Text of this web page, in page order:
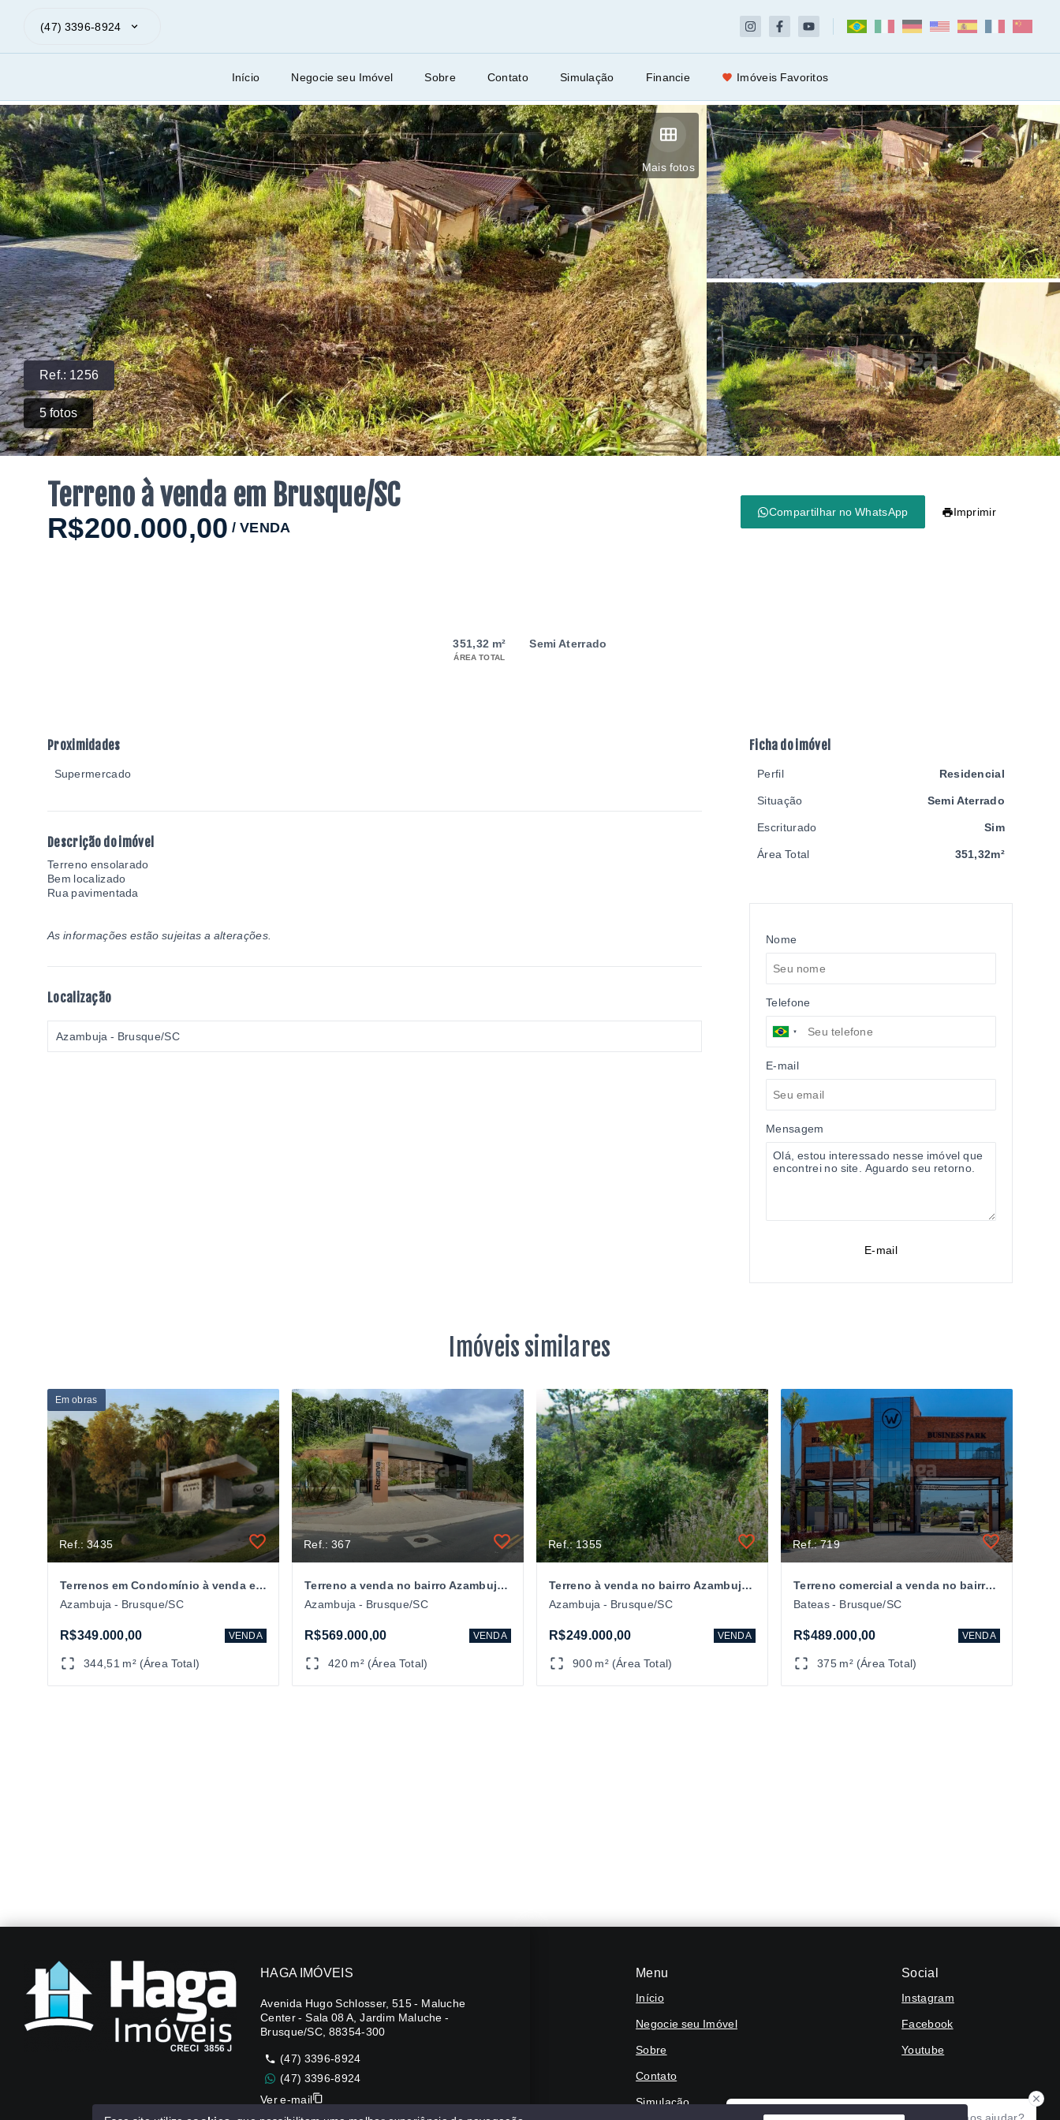
(47) 3396-8924
Início Negocie seu Imóvel Sobre Contato Simulação Financie Imóveis Favoritos
Ref.: 1256
5fotos
Mais fotos
Terreno à venda em Brusque/SC
R$200.000,00 /VENDA
Compartilhar no WhatsApp Imprimir
351,32 m²
ÁREA TOTAL
Semi Aterrado
Proximidades
Supermercado
Descrição do imóvel
Terreno ensolarado
Bem localizado
Rua pavimentada
As informações estão sujeitas a alterações.
Localização
Azambuja - Brusque/SC
Ficha do imóvel
Perfil Residencial
Situação Semi Aterrado
Escriturado Sim
Área Total 351,32m²
Nome
Telefone
E-mail
Mensagem
E-mail
Imóveis similares
Em obras
Ref.: 3435
Terrenos em Condomínio à venda em Brusque/SC
Azambuja - Brusque/SC
R$349.000,00 VENDA
344,51 m² (Área Total)
Ref.: 367
Terreno a venda no bairro Azambuja em Brusque/SC
Azambuja - Brusque/SC
R$569.000,00 VENDA
420 m² (Área Total)
Ref.: 1355
Terreno à venda no bairro Azambuja em Brusque/SC
Azambuja - Brusque/SC
R$249.000,00 VENDA
900 m² (Área Total)
Ref.: 719
Terreno comercial a venda no bairro Volta Grande em Brusque/SC
Bateas - Brusque/SC
R$489.000,00 VENDA
375 m² (Área Total)
Menu
Início
Negocie seu Imóvel
Sobre
Contato
Simulação
Social
Instagram
Facebook
Youtube
HAGA IMÓVEIS
Avenida Hugo Schlosser, 515 - Maluche
Center - Sala 08 A, Jardim Maluche -
Brusque/SC, 88354-300
(47) 3396-8924
(47) 3396-8924
Ver e-mail